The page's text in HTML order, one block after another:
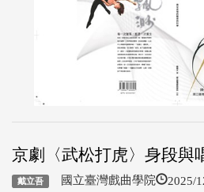
京劇〈武松打虎〉身段與
戴立吾 國立臺灣戲曲學院 2025/